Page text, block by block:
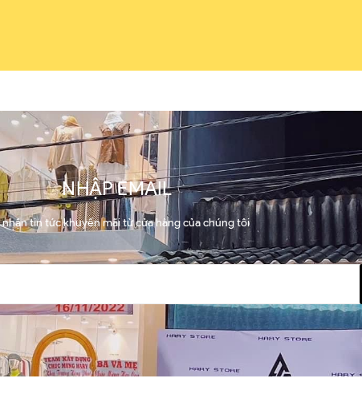
NHẬP EMAIL
tin tức khuyến mãi từ cửa hàng của chúng tôi